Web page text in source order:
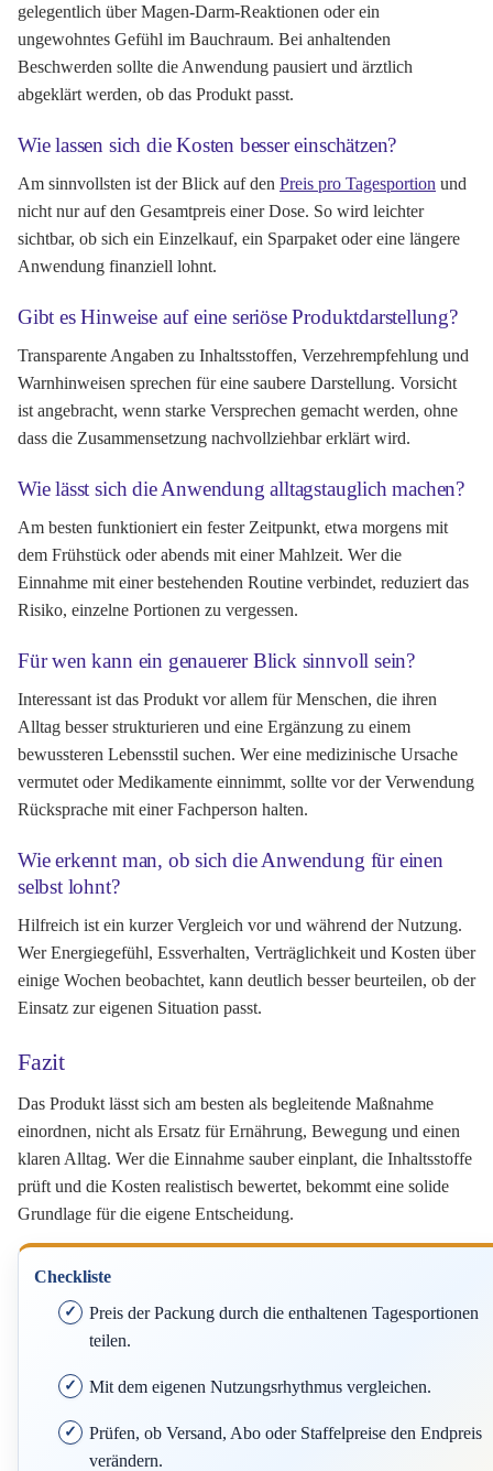
gelegentlich über Magen-Darm-Reaktionen oder ein
ungewohntes Gefühl im Bauchraum. Bei anhaltenden
Beschwerden sollte die Anwendung pausiert und ärztlich
abgeklärt werden, ob das Produkt passt.
Wie lassen sich die Kosten besser einschätzen?
Am sinnvollsten ist der Blick auf den Preis pro Tagesportion und
nicht nur auf den Gesamtpreis einer Dose. So wird leichter
sichtbar, ob sich ein Einzelkauf, ein Sparpaket oder eine längere
Anwendung finanziell lohnt.
Gibt es Hinweise auf eine seriöse Produktdarstellung?
Transparente Angaben zu Inhaltsstoffen, Verzehrempfehlung und
Warnhinweisen sprechen für eine saubere Darstellung. Vorsicht
ist angebracht, wenn starke Versprechen gemacht werden, ohne
dass die Zusammensetzung nachvollziehbar erklärt wird.
Wie lässt sich die Anwendung alltagstauglich machen?
Am besten funktioniert ein fester Zeitpunkt, etwa morgens mit
dem Frühstück oder abends mit einer Mahlzeit. Wer die
Einnahme mit einer bestehenden Routine verbindet, reduziert das
Risiko, einzelne Portionen zu vergessen.
Für wen kann ein genauerer Blick sinnvoll sein?
Interessant ist das Produkt vor allem für Menschen, die ihren
Alltag besser strukturieren und eine Ergänzung zu einem
bewussteren Lebensstil suchen. Wer eine medizinische Ursache
vermutet oder Medikamente einnimmt, sollte vor der Verwendung
Rücksprache mit einer Fachperson halten.
Wie erkennt man, ob sich die Anwendung für einen
selbst lohnt?
Hilfreich ist ein kurzer Vergleich vor und während der Nutzung.
Wer Energiegefühl, Essverhalten, Verträglichkeit und Kosten über
einige Wochen beobachtet, kann deutlich besser beurteilen, ob der
Einsatz zur eigenen Situation passt.
Fazit
Das Produkt lässt sich am besten als begleitende Maßnahme
einordnen, nicht als Ersatz für Ernährung, Bewegung und einen
klaren Alltag. Wer die Einnahme sauber einplant, die Inhaltsstoffe
prüft und die Kosten realistisch bewertet, bekommt eine solide
Grundlage für die eigene Entscheidung.
Checkliste
Preis der Packung durch die enthaltenen Tagesportionen
teilen.
Mit dem eigenen Nutzungsrhythmus vergleichen.
Prüfen, ob Versand, Abo oder Staffelpreise den Endpreis
verändern.